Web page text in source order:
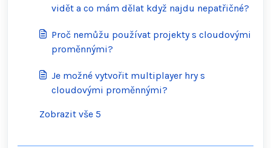
vidět a co mám dělat když najdu nepatřičné?
Proč nemůžu používat projekty s cloudovými
proměnnými?
Je možné vytvořit multiplayer hry s
cloudovými proměnnými?
Zobrazit vše 5